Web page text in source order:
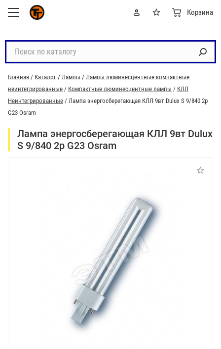
Корзина
с
к
п
о
к
т
Главная / Каталог / Лампы / Лампы люминесцентные компактные
неинтегрированные / Компактные люминесцентные лампы / КЛЛ
Неинтегрированные / Лампа энергосберегающая КЛЛ 9вт Dulux S 9/840 2p
G23 Osram
Лампа энергосберегающая КЛЛ 9вт Dulux
S 9/840 2p G23 Osram